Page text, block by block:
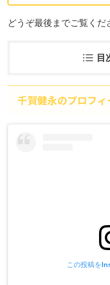
どうぞ最後までご覧くだ
目
千賀健永のプロフィ
この投稿を